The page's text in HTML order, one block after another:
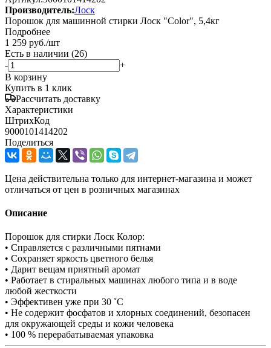
Производитель:Лоск
Порошок для машинной стирки Лоск "Color", 5,4кг
Подробнее
1 259 руб./шт
Есть в наличии (26)
-
+
В корзину
Купить в 1 клик
Рассчитать доставку
Характеристики
ШтрихКод
9000101414202
Поделиться
Цена действительна только для интернет-магазина и может
отличаться от цен в розничных магазинах
Описание
Порошок для стирки Лоск Колор:
• Справляется с различными пятнами
• Сохраняет яркость цветного белья
• Дарит вещам приятный аромат
• Работает в стиральных машинах любого типа и в воде
любой жесткости
• Эффективен уже при 30 ˚C
• Не содержит фосфатов и хлорных соединений, безопасен
для окружающей среды и кожи человека
• 100 % перерабатываемая упаковка